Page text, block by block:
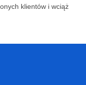
klientów i wciąż